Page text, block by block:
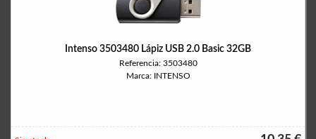
Intenso 3503480 Lápiz USB 2.0 Basic 32GB
Referencia: 3503480
Marca: INTENSO